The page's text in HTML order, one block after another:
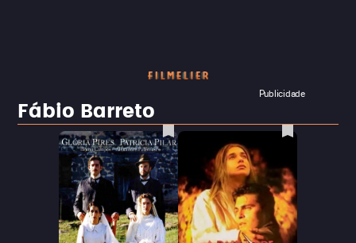
Publicidade
Fábio Barreto